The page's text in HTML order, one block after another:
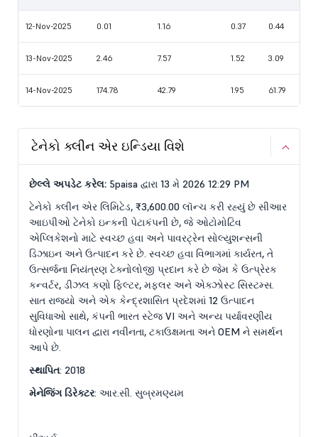
12-Nov-2025 0.01 1.16 0.37 0.44
13-Nov-2025 2.46 7.57 1.52 3.09
14-Nov-2025 174.78 42.79 1.95 61.79
ટેનેકો ક્લીન એર ઇન્ડિયા વિશે
છેલ્લે અપડેટ કરેલ: 5paisa દ્વારા 13 મે 2026 12:29 PM
ટેનેકો ક્લીન એર લિમિટેડ, ₹3,600.00 લૉન્ચ કરી રહ્યું છે સીઆર
આઇપીઓ ટેનેકો ઇન્કની પેટાકંપની છે, જે ઓટોમોટિવ
એપ્લિકેશનો માટે સ્વચ્છ હવા અને પાવરટ્રેન સોલ્યુશન્સની
ડિઝાઇન અને ઉત્પાદન કરે છે. સ્વચ્છ હવા વિભાગમાં કાર્યરત, તે
ઉત્સર્જના નિયંત્રણ ટેક્નોલોજી પ્રદાન કરે છે જેમ કે ઉત્પ્રેરક
કન્વર્ટર, ડીઝલ કણો ફિલ્ટર, મફલર અને એક્ઝોસ્ટ સિસ્ટમ્સ.
સાત રાજ્યો અને એક કેન્દ્રશાસિત પ્રદેશમાં 12 ઉત્પાદન
સુવિધાઓ સાથે, કંપની ભારત સ્ટેજ VI અને અન્ય પર્યાવરણીય
ધોરણોના પાલન દ્વારા નવીનતા, ટકાઉક્ષમતા અને OEM ને સમર્થન
આપે છે.
સ્થાપિત: 2018
મેનેજિંગ ડિરેક્ટર: આર.સી. સુબ્રમણ્યમ